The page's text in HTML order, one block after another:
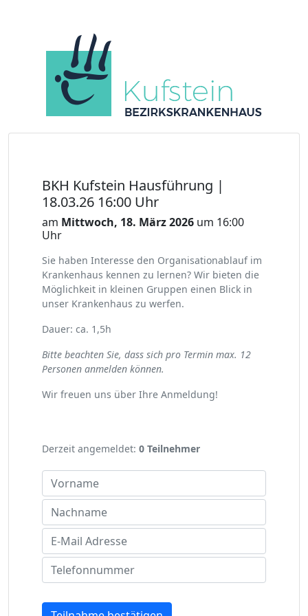
BKH Kufstein Hausführung |
18.03.26 16:00 Uhr
am Mittwoch, 18. März 2026 um 16:00
Uhr
Sie haben Interesse den Organisationablauf im
Krankenhaus kennen zu lernen? Wir bieten die
Möglichkeit in kleinen Gruppen einen Blick in
unser Krankenhaus zu werfen.
Dauer: ca. 1,5h
Bitte beachten Sie, dass sich pro Termin max. 12
Personen anmelden können.
Wir freuen uns über Ihre Anmeldung!
Derzeit angemeldet: 0 Teilnehmer